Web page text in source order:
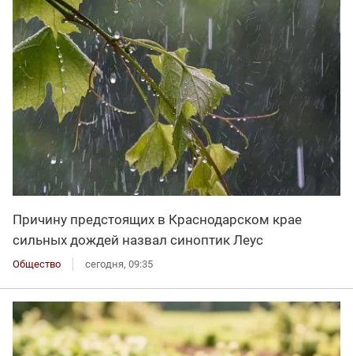
Причину предстоящих в Краснодарском крае
сильных дождей назвал синоптик Леус
Общество сегодня, 09:35